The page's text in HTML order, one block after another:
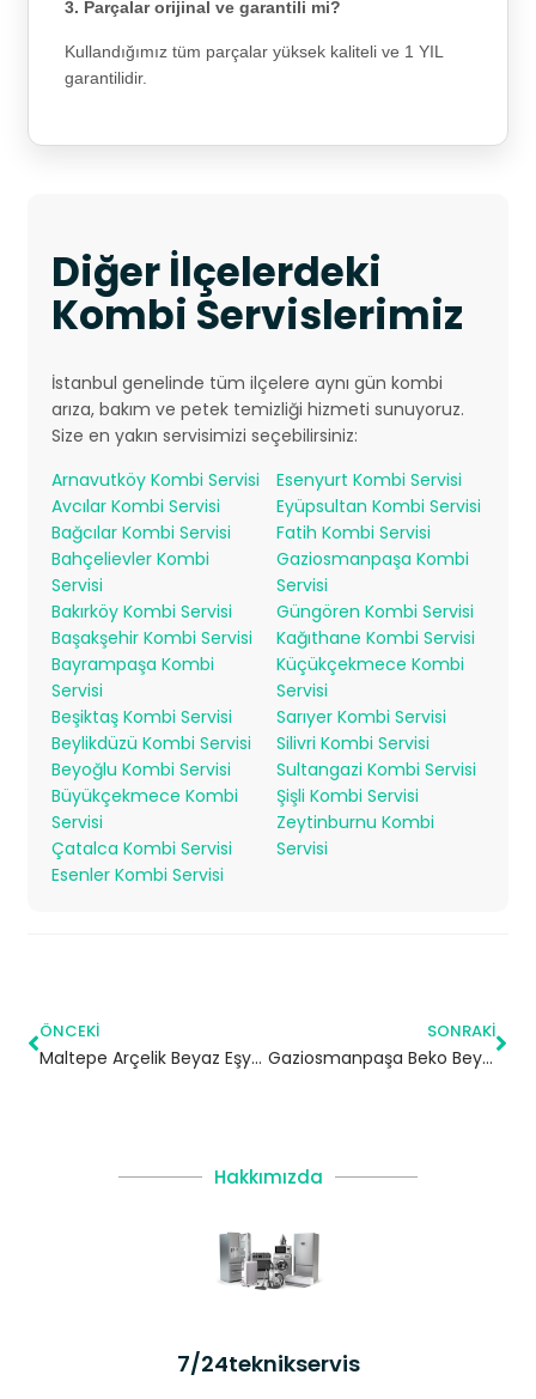
3. Parçalar orijinal ve garantili mi?
Kullandığımız tüm parçalar yüksek kaliteli ve 1 YIL
garantilidir.
Diğer İlçelerdeki
Kombi Servislerimiz
İstanbul genelinde tüm ilçelere aynı gün kombi
arıza, bakım ve petek temizliği hizmeti sunuyoruz.
Size en yakın servisimizi seçebilirsiniz:
Arnavutköy Kombi Servisi
Avcılar Kombi Servisi
Bağcılar Kombi Servisi
Bahçelievler Kombi
Servisi
Bakırköy Kombi Servisi
Başakşehir Kombi Servisi
Bayrampaşa Kombi
Servisi
Beşiktaş Kombi Servisi
Beylikdüzü Kombi Servisi
Beyoğlu Kombi Servisi
Büyükçekmece Kombi
Servisi
Çatalca Kombi Servisi
Esenler Kombi Servisi
Esenyurt Kombi Servisi
Eyüpsultan Kombi Servisi
Fatih Kombi Servisi
Gaziosmanpaşa Kombi
Servisi
Güngören Kombi Servisi
Kağıthane Kombi Servisi
Küçükçekmece Kombi
Servisi
Sarıyer Kombi Servisi
Silivri Kombi Servisi
Sultangazi Kombi Servisi
Şişli Kombi Servisi
Zeytinburnu Kombi
Servisi
ÖNCEKI
Maltepe Arçelik Beyaz Eşya Servisi
SONRAKI
Gaziosmanpaşa Beko Beyaz Eşya Servisi
Hakkımızda
7/24teknikservis